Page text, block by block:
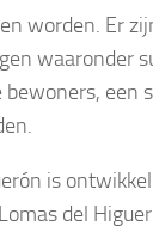
worden. Er
waaronder
bewoners, een
is
del